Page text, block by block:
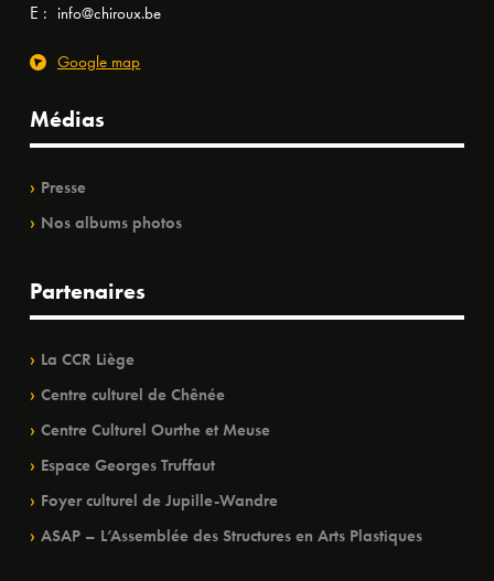
E : info@chiroux.be
Google map
Médias
Presse
Nos albums photos
Partenaires
La CCR Liège
Centre culturel de Chênée
Centre Culturel Ourthe et Meuse
Espace Georges Truffaut
Foyer culturel de Jupille-Wandre
ASAP – L’Assemblée des Structures en Arts Plastiques